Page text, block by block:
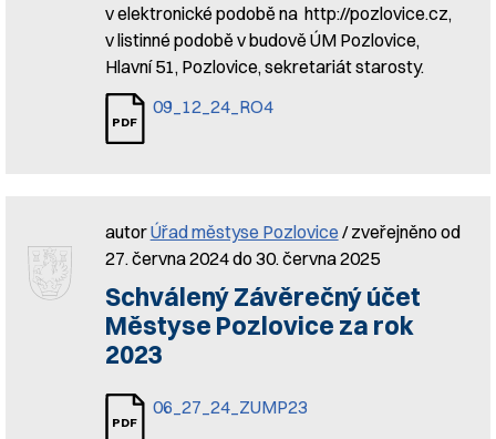
v elektronické podobě na http://pozlovice.cz,
v listinné podobě v budově ÚM Pozlovice,
Hlavní 51, Pozlovice, sekretariát starosty.
09_12_24_RO4
autorÚřad městyse Pozlovice / zveřejněno od
27. června 2024 do 30. června 2025
Schválený Závěrečný účet
Městyse Pozlovice za rok
2023
06_27_24_ZUMP23